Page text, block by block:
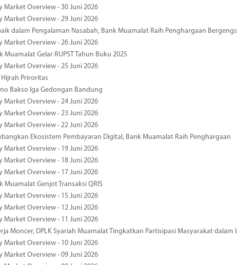
Market Overview - 30 Juni 2026
Market Overview - 29 Juni 2026
dalam Pengalaman Nasabah, Bank Muamalat Raih Penghargaan
Market Overview - 26 Juni 2026
Muamalat Gelar RUPST Tahun Buku 2025
Market Overview - 25 Juni 2026
Hijrah Priroritas
Bakso Iga Gedongan Bandung
Market Overview - 24 Juni 2026
Market Overview - 23 Juni 2026
Market Overview - 22 Juni 2026
Ekosistem Pembayaran Digital, Bank Muamalat Raih Penghargaan
Market Overview - 19 Juni 2026
Market Overview - 18 Juni 2026
Market Overview - 17 Juni 2026
Muamalat Genjot Transaksi QRIS
Market Overview - 15 Juni 2026
Market Overview - 12 Juni 2026
Market Overview - 11 Juni 2026
Moncer, DPLK Syariah Muamalat Tingkatkan Partisipasi Masyarakat dalam
Market Overview - 10 Juni 2026
Market Overview - 09 Juni 2026